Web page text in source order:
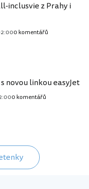
inclusvie z Prahy i
0 komentářů
novou linkou easyJet
0 komentářů